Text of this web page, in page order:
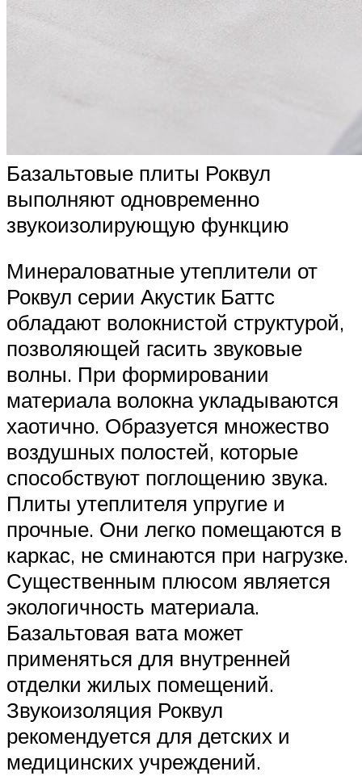
Базальтовые плиты Роквул
выполняют одновременно
звукоизолирующую функцию
Минераловатные утеплители от
Роквул серии Акустик Баттс
обладают волокнистой структурой,
позволяющей гасить звуковые
волны. При формировании
материала волокна укладываются
хаотично. Образуется множество
воздушных полостей, которые
способствуют поглощению звука.
Плиты утеплителя упругие и
прочные. Они легко помещаются в
каркас, не сминаются при нагрузке.
Существенным плюсом является
экологичность материала.
Базальтовая вата может
применяться для внутренней
отделки жилых помещений.
Звукоизоляция Роквул
рекомендуется для детских и
медицинских учреждений.